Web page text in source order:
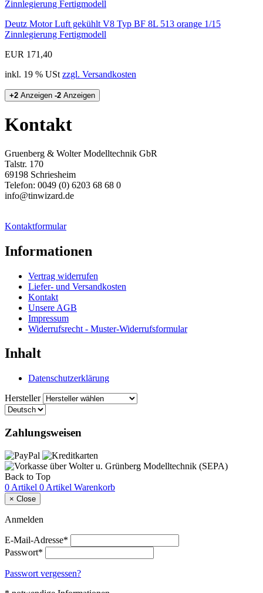
Deutz Motor Luft gekühlt V8 Typ BF 8L 513 orange 1/15
Zinnlegierung Fertigmodell
EUR 171,40
inkl. 19 % USt zzgl. Versandkosten
+2 Anzeigen -2 Anzeigen
Kontakt
Gruenberg & Wolter Modelltechnik GbR
Talstr. 170
69198 Schriesheim
Telefon: 0049 (0) 6203 68 68 0
info@tinwizard.de
Kontaktformular
Informationen
Vertrag widerrufen
Liefer- und Versandkosten
Kontakt
Unsere AGB
Impressum
Widerrufsrecht - Muster-Widerrufsformular
Inhalt
Datenschutzerklärung
Hersteller
Zahlungsweisen
Back to Top
0 Artikel 0 Artikel Warenkorb
× Close
Anmelden
E-Mail-Adresse*
Passwort*
Passwort vergessen?